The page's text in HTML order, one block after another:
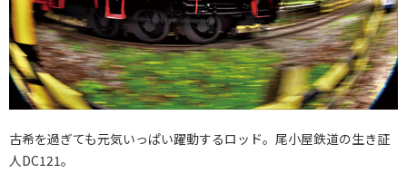
古希を過ぎても元気いっぱい躍動するロッド。尾小屋鉄道の生き証
人DC121。